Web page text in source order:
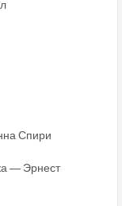
Спири
― Эрнест